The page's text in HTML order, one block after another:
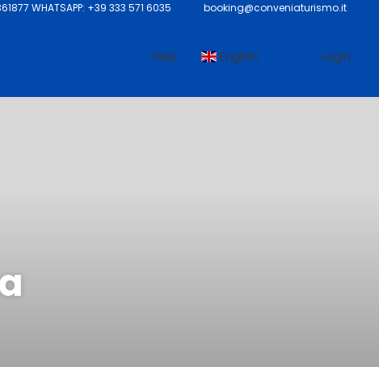
WHATSAPP: +39 333 571 6035 booking@conveniaturismo.it
Help English Login